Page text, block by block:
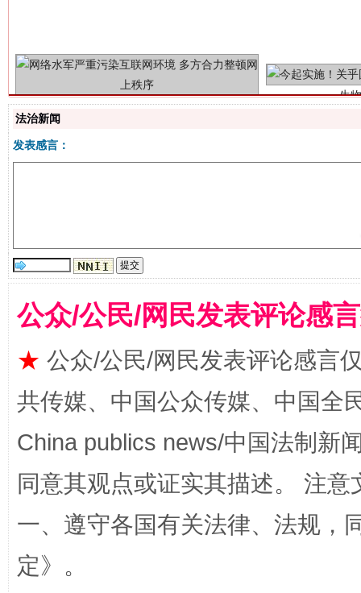
解纷+调解+退费，一次搞定
法治新闻
发表感言：
公众/公民/网民发表评论感
★ 公众/公民/网民发表评论感言
共传媒、中国公众传媒、中国全
China publics news/中国法制新
同意其观点或证实其描述。 注
一、遵守各国有关法律、法规，
定》。